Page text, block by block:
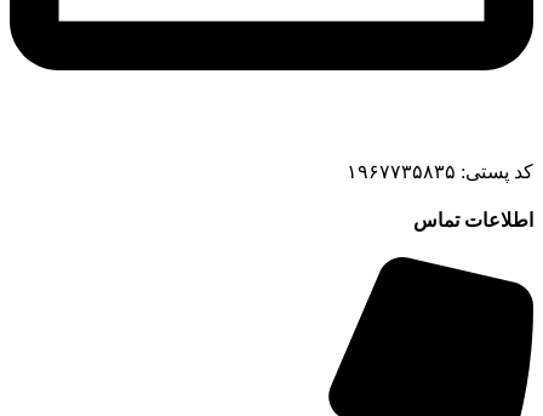
کد پستی: ۱۹۶۷۷۳۵۸۳۵
اطلاعات تماس